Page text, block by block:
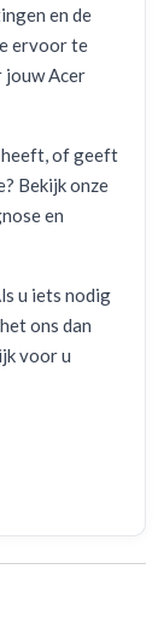
en de
ervoor te
jouw Acer
heeft, of geeft
Bekijk onze
en
u iets nodig
ons dan
voor u